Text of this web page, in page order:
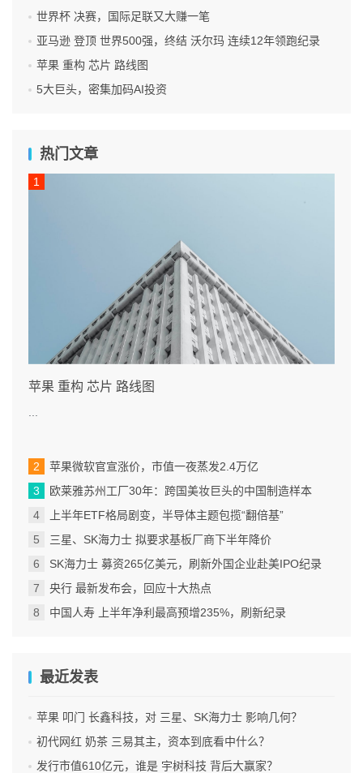
世界杯 决赛，国际足联又大赚一笔
亚马逊 登顶 世界500强，终结 沃尔玛 连续12年领跑纪录
苹果 重构 芯片 路线图
5大巨头，密集加码AI投资
热门文章
苹果 重构 芯片 路线图
苹果微软官宣涨价，市值一夜蒸发2.4万亿
欧莱雅苏州工厂30年：跨国美妆巨头的中国制造样本
上半年ETF格局剧变，半导体主题包揽“翻倍基”
三星、SK海力士 拟要求基板厂商下半年降价
SK海力士 募资265亿美元，刷新外国企业赴美IPO纪录
央行 最新发布会，回应十大热点
中国人寿 上半年净利最高预增235%，刷新纪录
最近发表
苹果 叩门 长鑫科技，对 三星、SK海力士 影响几何？
初代网红 奶茶 三易其主，资本到底看中什么？
发行市值610亿元，谁是 宇树科技 背后大赢家？